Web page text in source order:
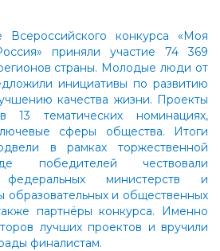
конкурса «Моя
приняли участие 74 369
страны. Молодые люди от
инициативы по развитию
качества жизни. Проекты
тематических номинациях,
сферы общества. Итоги
в рамках торжественной
победителей чествовали
федеральных министерств и
образовательных и общественных
партнёры конкурса. Именно
лучших проектов и вручили
финалистам.